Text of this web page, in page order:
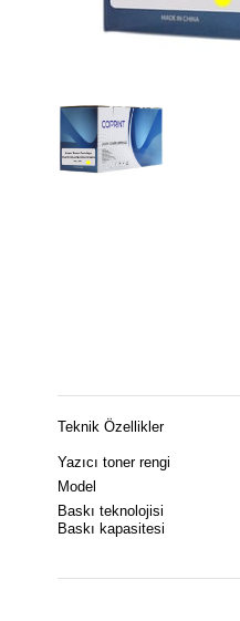
Teknik Özellikler
Yazıcı toner rengi
Model
Baskı teknolojisi
Baskı kapasitesi